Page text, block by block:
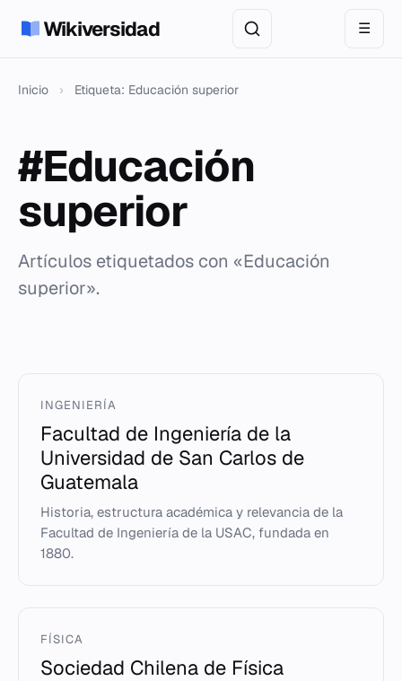
Wikiversidad ☰
Inicio › Etiqueta: Educación superior
#Educación
superior
Artículos etiquetados con «Educación
superior».
INGENIERÍA
Facultad de Ingeniería de la
Universidad de San Carlos de
Guatemala
Historia, estructura académica y relevancia de la
Facultad de Ingeniería de la USAC, fundada en
1880.
FÍSICA
Sociedad Chilena de Física